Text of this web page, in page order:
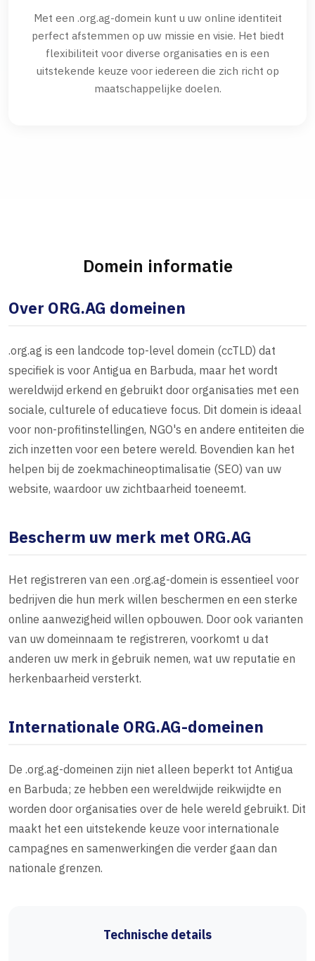
Met een .org.ag-domein kunt u uw online identiteit
perfect afstemmen op uw missie en visie. Het biedt
flexibiliteit voor diverse organisaties en is een
uitstekende keuze voor iedereen die zich richt op
maatschappelijke doelen.
Domein informatie
Over ORG.AG domeinen
.org.ag is een landcode top-level domein (ccTLD) dat
specifiek is voor Antigua en Barbuda, maar het wordt
wereldwijd erkend en gebruikt door organisaties met een
sociale, culturele of educatieve focus. Dit domein is ideaal
voor non-profitinstellingen, NGO's en andere entiteiten die
zich inzetten voor een betere wereld. Bovendien kan het
helpen bij de zoekmachineoptimalisatie (SEO) van uw
website, waardoor uw zichtbaarheid toeneemt.
Bescherm uw merk met ORG.AG
Het registreren van een .org.ag-domein is essentieel voor
bedrijven die hun merk willen beschermen en een sterke
online aanwezigheid willen opbouwen. Door ook varianten
van uw domeinnaam te registreren, voorkomt u dat
anderen uw merk in gebruik nemen, wat uw reputatie en
herkenbaarheid versterkt.
Internationale ORG.AG-domeinen
De .org.ag-domeinen zijn niet alleen beperkt tot Antigua
en Barbuda; ze hebben een wereldwijde reikwijdte en
worden door organisaties over de hele wereld gebruikt. Dit
maakt het een uitstekende keuze voor internationale
campagnes en samenwerkingen die verder gaan dan
nationale grenzen.
Technische details